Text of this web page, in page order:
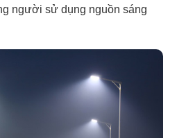
người sử dụng nguồn sáng